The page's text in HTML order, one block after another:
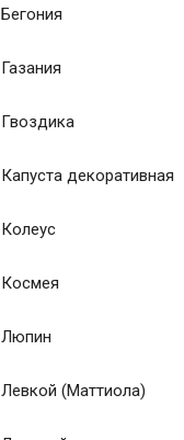
Бегония
Газания
Гвоздика
Капуста декоративная
Колеус
Космея
Люпин
Левкой (Маттиола)